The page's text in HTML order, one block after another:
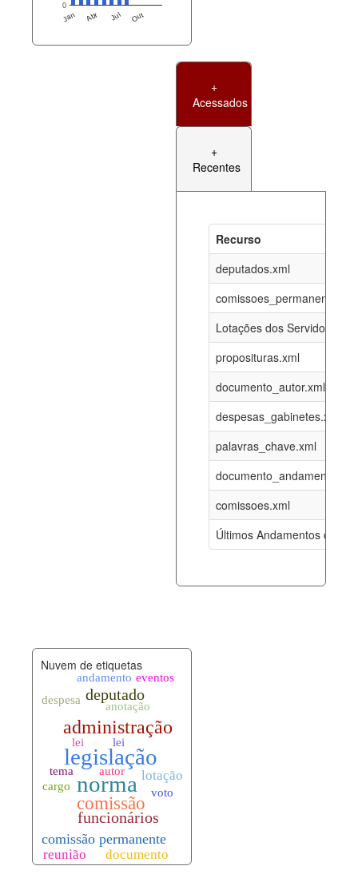
Jan Abr Jul Out
0
+
Acessados
+
Recentes
Recurso
deputados.xml
Lotações dos Servidores
proposituras.xml
documento_autor.xml
despesas_gabinetes.xml
palavras_chave.xml
documento_andamento.xml
comissoes.xml
Últimos Andamentos de
documento_andamento_atual.xml
05-08-
funcionarios_lotacoes.xml
funcionarios_cargos.xml 12-05-
05-08-
documento_andamento.xml 05-08-
palavras_chave.xml 05-08-
legislacao_norma_anotacoes.xml
Nuvem de etiquetas